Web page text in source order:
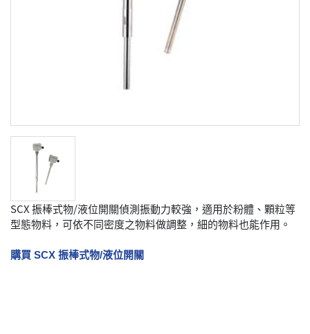
SCX 振棒式物/液位開關偵測振動力較強，適用於粉體、顆粒等
型態物料，可依不同密度之物料做調整，細的物料也能作用。
購買 SCX 振棒式物/液位開關